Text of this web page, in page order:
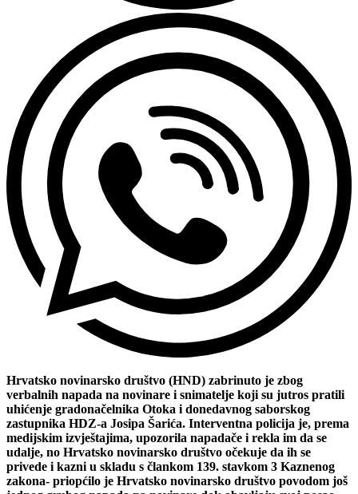
Hrvatsko novinarsko društvo (HND) zabrinuto je zbog
verbalnih napada na novinare i snimatelje koji su jutros pratili
uhićenje gradonačelnika Otoka i donedavnog saborskog
zastupnika HDZ-a Josipa Šarića. Interventna policija je, prema
medijskim izvještajima, upozorila napadače i rekla im da se
udalje, no Hrvatsko novinarsko društvo očekuje da ih se
privede i kazni u skladu s člankom 139. stavkom 3 Kaznenog
zakona- priopćilo je Hrvatsko novinarsko društvo povodom još